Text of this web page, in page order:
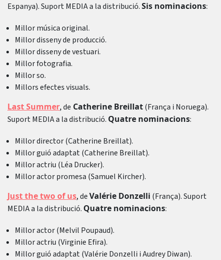
Espanya). Suport MEDIA a la distribució.Sis nominacions:
Millor música original.
Millor disseny de producció.
Millor disseny de vestuari.
Millor fotografia.
Millor so.
Millors efectes visuals.
Last Summer, de Catherine Breillat(França i Noruega).
Suport MEDIA a la distribució. Quatre nominacions:
Millor director (Catherine Breillat).
Millor guió adaptat (Catherine Breillat).
Millor actriu (Léa Drucker).
Millor actor promesa (Samuel Kircher).
Just the two of us, deValérie Donzelli (França). Suport
MEDIA a la distribució. Quatre nominacions:
Millor actor (Melvil Poupaud).
Millor actriu (Virginie Efira).
Millor guió adaptat (Valérie Donzelli i Audrey Diwan).